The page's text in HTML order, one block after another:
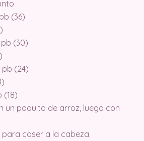
(36)
pb (30)
pb (24)
(18)
un poquito de arroz, luego con
coser a la cabeza.